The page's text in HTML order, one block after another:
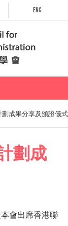
ENG
成果分享及頒證儀式
劃成
會出席香港聯